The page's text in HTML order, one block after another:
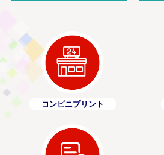
コンビニプリント